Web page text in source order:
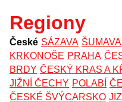
Regiony
České SÁZAVA ŠUMAVA
KRKONOŠE PRAHA
BRDY ČESKÝ KRAS A
JIŽNÍ ČECHY POLABÍ
ČESKÉ ŠVÝCARSKO